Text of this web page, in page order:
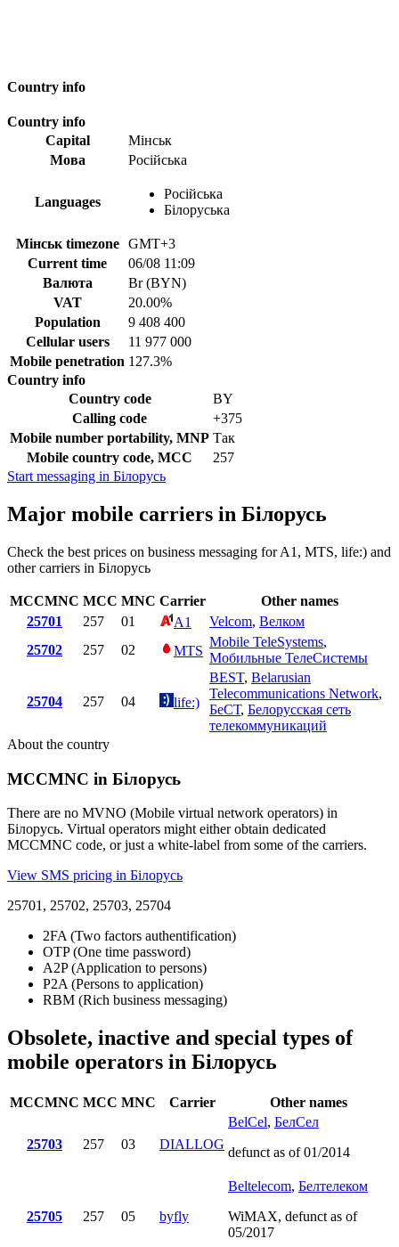
Country info
Country info
Capital
Мінськ
Мова
Російська
Languages
Російська
Білоруська
Мінськ timezone
GMT+3
Current time
06/08 11:09
Валюта
Br (BYN)
VAT
20.00%
Population
9 408 400
Cellular users
11 977 000
Mobile penetration 127.3%
Country info
Country code
BY
Calling code
+375
Mobile number portability, MNP Так
Mobile country code, MCC
257
Start messaging in Білорусь
Major mobile carriers in Білорусь
Check the best prices on business messaging for A1, MTS, life:) and
other carriers in Білорусь
MCCMNC MCC MNC Carrier
Other names
25701
257 01 A1 Velcom, Велком
25702
257 02 MTS
Mobile TeleSystems,
Мобильные ТелеСистемы
25704 257 04 life:)
BEST, Belarusian
Telecommunications Network,
БеСТ, Белорусская сеть
телекоммуникаций
About the country
MCCMNC in Білорусь
There are no MVNO (Mobile virtual network operators) in
Білорусь. Virtual operators might either obtain dedicated
MCCMNC code, or just a white-label from some of the carriers.
View SMS pricing in Білорусь
25701, 25702, 25703, 25704
2FA (Two factors authentification)
OTP (One time password)
A2P (Application to persons)
P2A (Persons to application)
RBM (Rich business messaging)
Obsolete, inactive and special types of
mobile operators in Білорусь
MCCMNC MCC MNC Carrier Other names
25703 257 03 DIALLOG
BelCel, БелСел
defunct as of 01/2014
25705 257 05 byfly
Beltelecom, Белтелеком
WiMAX, defunct as of
05/2017